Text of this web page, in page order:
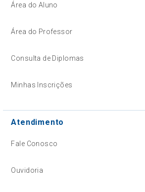
Área do Aluno
Área do Professor
Consulta de Diplomas
Minhas Inscrições
Atendimento
Fale Conosco
Ouvidoria